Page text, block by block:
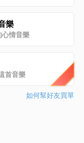
樂
情音樂
首音樂
如何幫好友買單